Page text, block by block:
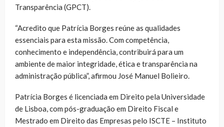
Transparência (GPCT).
“Acredito que Patrícia Borges reúne as qualidades
essenciais para esta missão. Com competência,
conhecimento e independência, contribuirá para um
ambiente de maior integridade, ética e transparência na
administração pública”, afirmou José Manuel Bolieiro.
Patrícia Borges é licenciada em Direito pela Universidade
de Lisboa, com pós-graduação em Direito Fiscal e
Mestrado em Direito das Empresas pelo ISCTE – Instituto